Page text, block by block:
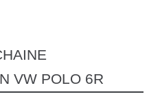
VW POLO 6R